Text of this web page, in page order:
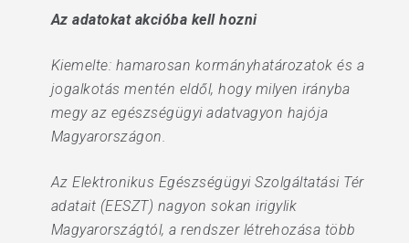
Az adatokat akcióba kell hozni
Kiemelte: hamarosan kormányhatározatok és a
jogalkotás mentén eldől, hogy milyen irányba
megy az egészségügyi adatvagyon hajója
Magyarországon.
Az Elektronikus Egészségügyi Szolgáltatási Tér
adatait (EESZT) nagyon sokan irigylik
Magyarországtól, a rendszer létrehozása több